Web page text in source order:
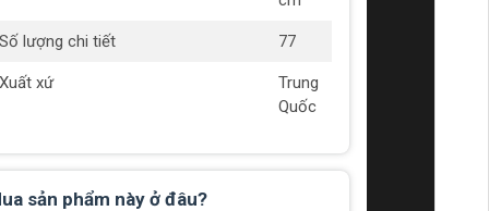
Số lượng chi tiết 77
Xuất xứ
Trung
Quốc
sản phẩm này ở đâu?